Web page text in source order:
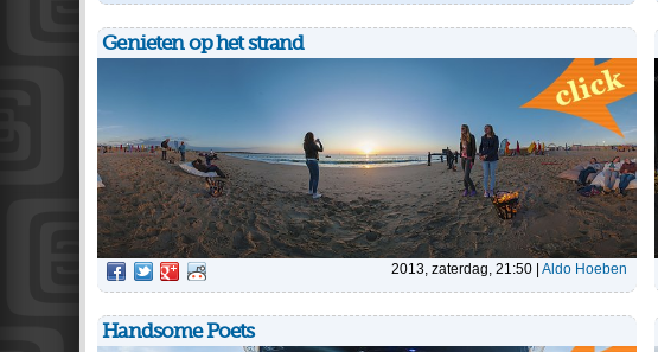
Genieten op het strand
2013, zaterdag, 21:50 | Aldo Hoeben
Handsome Poets